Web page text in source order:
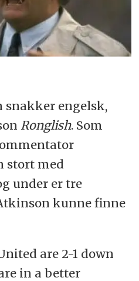
snakker engelsk,
Ronglish. Som
stort med
under er tre
kunne finne
are 2-1 down
in a better